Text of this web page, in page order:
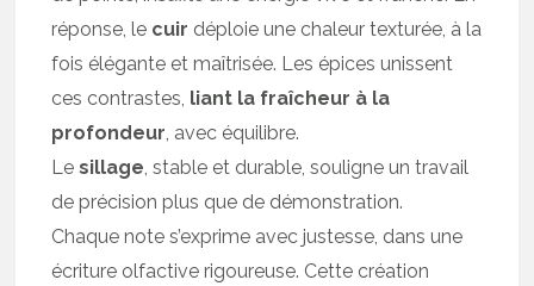
réponse, le cuir déploie une chaleur texturée, à la
fois élégante et maîtrisée. Les épices unissent
ces contrastes, liant la fraîcheur à la
profondeur, avec équilibre.
Lesillage, stable et durable, souligne un travail
de précision plus que de démonstration.
Chaque note s’exprime avec justesse, dans une
écriture olfactive rigoureuse. Cette création